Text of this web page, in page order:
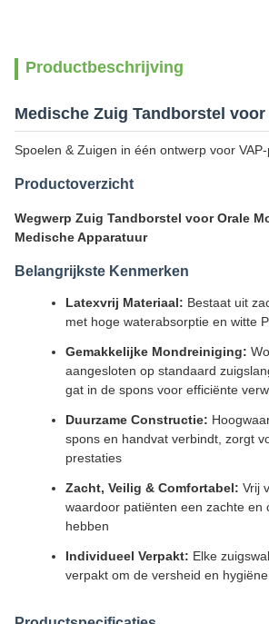
Productbeschrijving
Medische Zuig Tandborstel
Spoelen & Zuigen in één ontwerp voor
Productoverzicht
Wegwerp Zuig Tandborstel voor Orale
Medische Apparatuur
Belangrijkste Kenmerken
Latexvrij Materiaal: Bestaat uit
met hoge waterabsorptie en witte
Gemakkelijke Mondreiniging:
aangesloten op standaard
gat in de spons voor efficiënte
Duurzame Constructie:
spons en handvat verbindt, zorgt
prestaties
Zacht, Veilig & Comfortabel: Vrij
waardoor patiënten een zachte en
hebben
Individueel Verpakt: Elke
verpakt om de versheid en